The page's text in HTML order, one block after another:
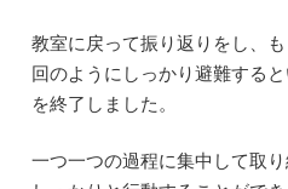
教室に戻って振り返りをし、
回のようにしっかり避難する
を終了しました。
一つ一つの過程に集中して取